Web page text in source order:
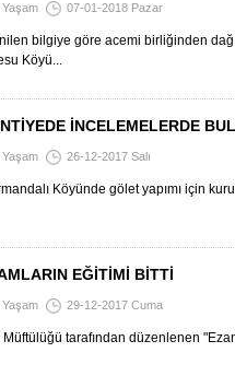
Yaşam 07-01-2018 Pazar
bilgiye göre acemi birliğinden
Köyü...
İNCELEMELERDE
Yaşam 26-12-2017 Salı
Köyünde gölet yapımı için
EĞİTİMİ BİTTİ
Yaşam 29-12-2017 Cuma
Müftülüğü tarafından düzenlenen